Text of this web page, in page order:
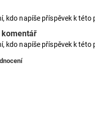
kdo napíše příspěvek k této
komentář
kdo napíše příspěvek k této